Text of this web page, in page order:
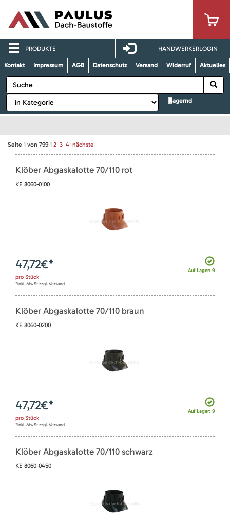
PRODUKTE HANDWERKERLOGIN
Kontakt Impressum AGB Datenschutz Versand Widerruf Aktuelles
lagernd
Seite 1 von 799 1 2 3 4 nächste
Klöber Abgaskalotte 70/110 rot
KE 8060-0100
Auf Lager: 9
47,72€*
pro Stück
*inkl. MwSt zzgl. Versand
Klöber Abgaskalotte 70/110 braun
KE 8060-0200
Auf Lager: 9
47,72€*
pro Stück
*inkl. MwSt zzgl. Versand
Klöber Abgaskalotte 70/110 schwarz
KE 8060-0450